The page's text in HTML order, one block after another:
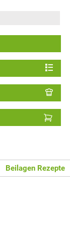
Beilagen Rezepte